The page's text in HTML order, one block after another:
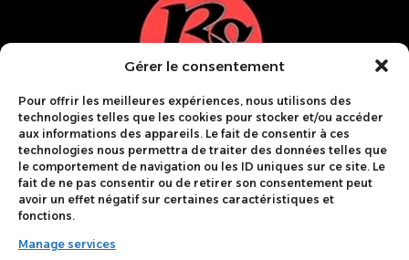
Gérer le consentement
Pour offrir les meilleures expériences, nous utilisons des
technologies telles que les cookies pour stocker et/ou accéder
aux informations des appareils. Le fait de consentir à ces
technologies nous permettra de traiter des données telles que
le comportement de navigation ou les ID uniques sur ce site. Le
fait de ne pas consentir ou de retirer son consentement peut
avoir un effet négatif sur certaines caractéristiques et
fonctions.
Manage services
38 Rue Du Bourgamon
38400 St Martin D'Hères